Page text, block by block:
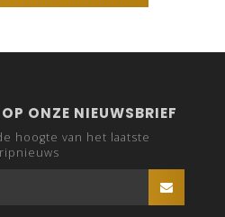
ONZE NIEUWSBRIEF
hoogte van het laatste